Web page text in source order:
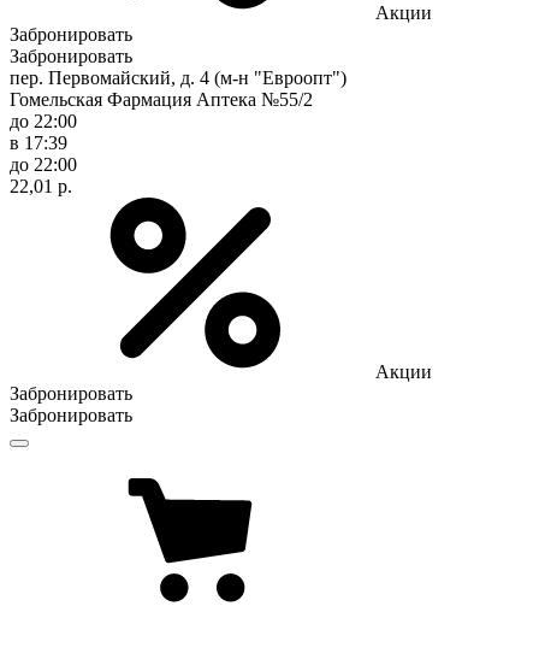
Акции
Забронировать
Забронировать
пер. Первомайский, д. 4 (м-н "Евроопт")
Гомельская Фармация Аптека №55/2
до 22:00
в 17:39
до 22:00
22,01 р.
Акции
Забронировать
Забронировать